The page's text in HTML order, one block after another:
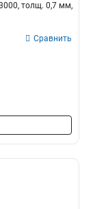
толщ. 0,7 мм,
Сравнить